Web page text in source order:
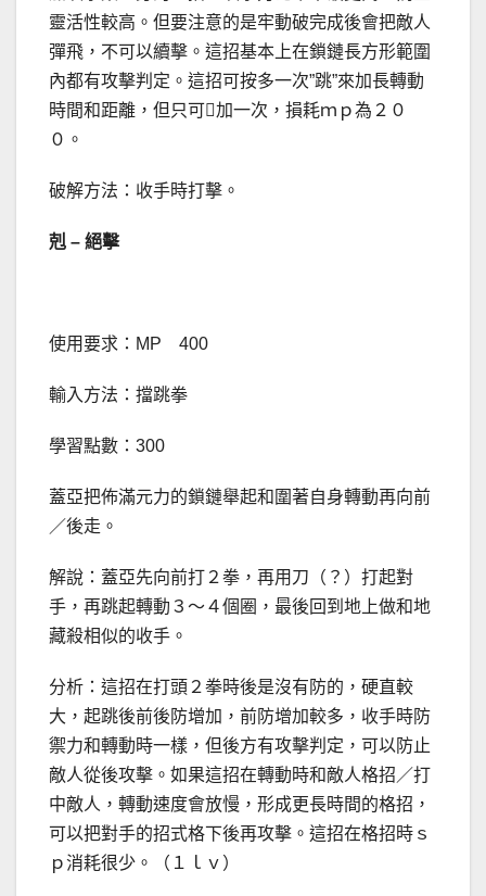
靈活性較高。但要注意的是牢動破完成後會把敵人
彈飛，不可以續擊。這招基本上在鎖鏈長方形範圍
內都有攻擊判定。這招可按多一次”跳”來加長轉動
時間和距離，但只可加一次，損耗ｍｐ為２０
０。
破解方法：收手時打擊。
剋 – 絕擊
使用要求：MP 400
輸入方法：擋跳拳
學習點數：300
蓋亞把佈滿元力的鎖鏈舉起和圍著自身轉動再向前
／後走。
解說：蓋亞先向前打２拳，再用刀（？）打起對
手，再跳起轉動３～４個圈，最後回到地上做和地
藏殺相似的收手。
分析：這招在打頭２拳時後是沒有防的，硬直較
大，起跳後前後防增加，前防增加較多，收手時防
禦力和轉動時一樣，但後方有攻擊判定，可以防止
敵人從後攻擊。如果這招在轉動時和敵人格招／打
中敵人，轉動速度會放慢，形成更長時間的格招，
可以把對手的招式格下後再攻擊。這招在格招時ｓ
ｐ消耗很少。（１ｌｖ）